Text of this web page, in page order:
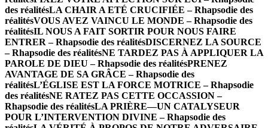
des réalitésLA CHAIR A ETÉ CRUCIFIÉE – Rhapsodie des
réalitésVOUS AVEZ VAINCU LE MONDE – Rhapsodie des
réalitésIL NOUS A FAIT SORTIR POUR NOUS FAIRE
ENTRER – Rhapsodie des réalitésDISCERNEZ LA SOURCE
– Rhapsodie des réalitésNE TARDEZ PAS À APPLIQUER LA
PAROLE DE DIEU – Rhapsodie des réalitésPRENEZ
AVANTAGE DE SA GRÂCE – Rhapsodie des
réalitésL’ÉGLISE EST LA FORCE MOTRICE – Rhapsodie
des réalitésNE RATEZ PAS CETTE OCCASSION –
Rhapsodie des réalitésLA PRIÈRE—UN CATALYSEUR
POUR L’INTERVENTION DIVINE – Rhapsodie des